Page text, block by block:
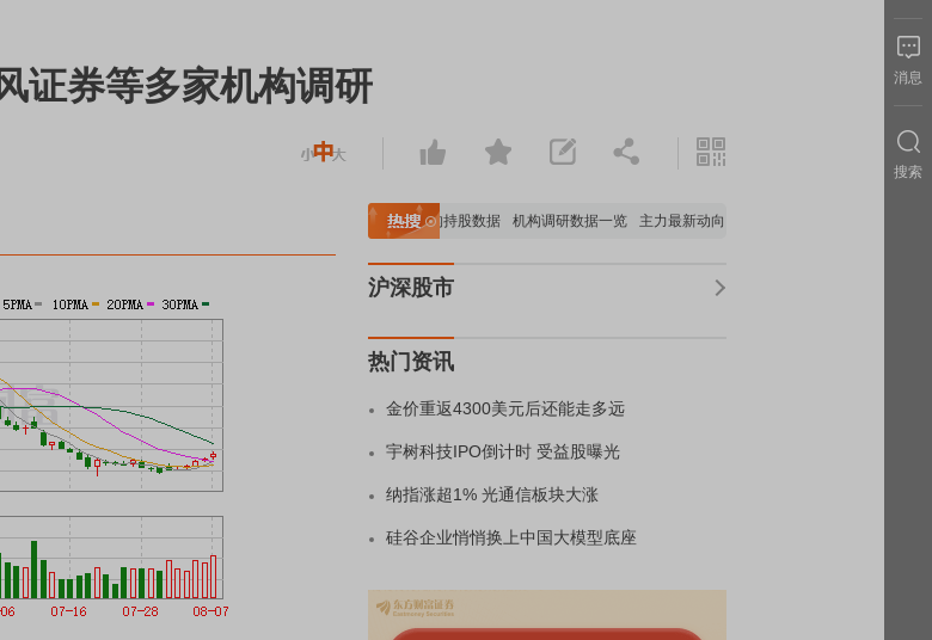
证券等多家机构调研
重要机构持股数据 机构调研数据一览 主力最新动向 上市公司限售股解禁一览
沪深股市
热门资讯
金价重返4300美元后还能走多远
宇树科技IPO倒计时 受益股曝光
纳指涨超1% 光通信板块大涨
硅谷企业悄悄换上中国大模型底座
消息
搜索